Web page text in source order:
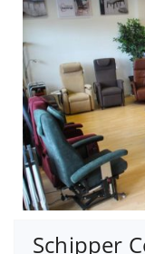
Schipper